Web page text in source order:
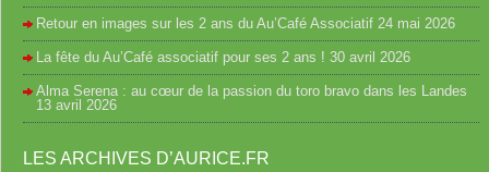
Retour en images sur les 2 ans du Au’Café Associatif 24 mai 2026
La fête du Au’Café associatif pour ses 2 ans ! 30 avril 2026
Alma Serena : au cœur de la passion du toro bravo dans les Landes
13 avril 2026
LES ARCHIVES D’AURICE.FR